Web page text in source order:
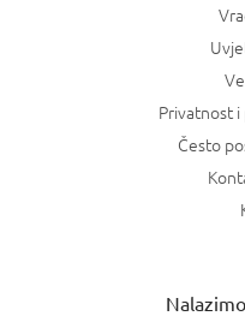
Privatnost
Često